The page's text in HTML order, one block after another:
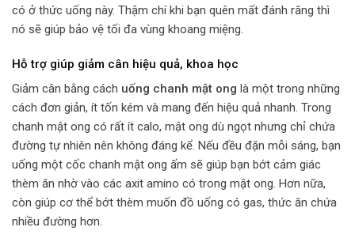
có ở thức uống này. Thậm chí khi bạn quên mất đánh răng thì
nó sẽ giúp bảo vệ tối đa vùng khoang miệng.
Hỗ trợ giúp giảm cân hiệu quả, khoa học
Giảm cân bằng cách uống chanh mật ong là một trong những
cách đơn giản, ít tốn kém và mang đến hiệu quả nhanh. Trong
chanh mật ong có rất ít calo, mật ong dù ngọt nhưng chỉ chứa
đường tự nhiên nên không đáng kể. Nếu đều đặn mỗi sáng, bạn
uống một cốc chanh mật ong ấm sẽ giúp bạn bớt cảm giác
thèm ăn nhờ vào các axit amino có trong mật ong. Hơn nữa,
còn giúp cơ thể bớt thèm muốn đồ uống có gas, thức ăn chứa
nhiều đường hơn.